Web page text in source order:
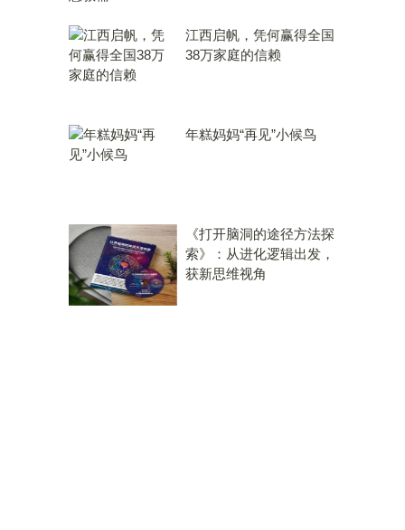
江西启帆，凭何赢得全国
38万家庭的信赖
年糕妈妈“再见”小候鸟
《打开脑洞的途径方法探
索》：从进化逻辑出发，
获新思维视角